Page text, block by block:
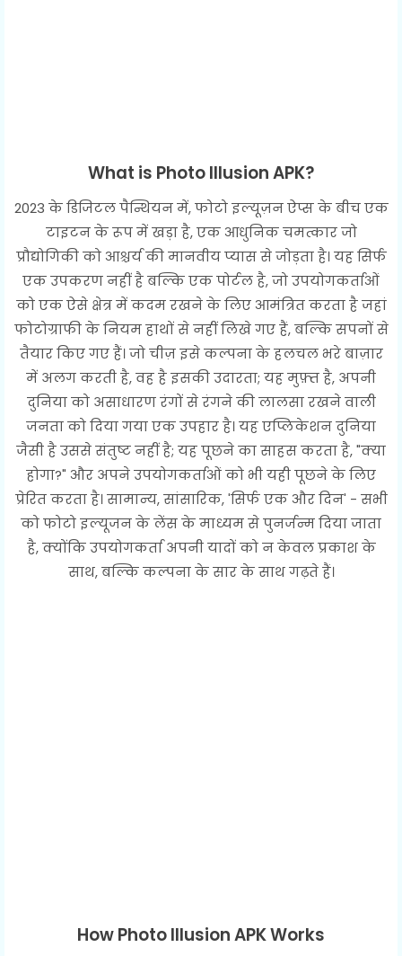
What is Photo Illusion APK?
2023 के डिजिटल पैन्थियन में, फोटो इल्यूज़न ऐप्स के बीच एक
टाइटन के रूप में खड़ा है, एक आधुनिक चमत्कार जो
प्रौद्योगिकी को आश्चर्य की मानवीय प्यास से जोड़ता है। यह सिर्फ
एक उपकरण नहीं है बल्कि एक पोर्टल है, जो उपयोगकर्ताओं
को एक ऐसे क्षेत्र में कदम रखने के लिए आमंत्रित करता है जहां
फोटोग्राफी के नियम हाथों से नहीं लिखे गए हैं, बल्कि सपनों से
तैयार किए गए हैं। जो चीज़ इसे कल्पना के हलचल भरे बाज़ार
में अलग करती है, वह है इसकी उदारता; यह मुफ़्त है, अपनी
दुनिया को असाधारण रंगों से रंगने की लालसा रखने वाली
जनता को दिया गया एक उपहार है। यह एप्लिकेशन दुनिया
जैसी है उससे संतुष्ट नहीं है; यह पूछने का साहस करता है, "क्या
होगा?" और अपने उपयोगकर्ताओं को भी यही पूछने के लिए
प्रेरित करता है। सामान्य, सांसारिक, 'सिर्फ एक और दिन' - सभी
को फोटो इल्यूजन के लेंस के माध्यम से पुनर्जन्म दिया जाता
है, क्योंकि उपयोगकर्ता अपनी यादों को न केवल प्रकाश के
साथ, बल्कि कल्पना के सार के साथ गढ़ते हैं।
How Photo Illusion APK Works